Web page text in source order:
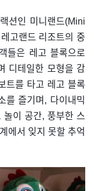
션인 미니랜드(Mini
고랜드 리조트의 중
들은 레고 블록으로
디테일한 모형을 감
트를 타고 레고 블록
를 즐기며, 다이내믹
이 공간, 풍부한 스
에서 잊지 못할 추억